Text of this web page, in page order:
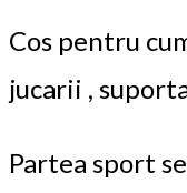
Cos pentru
jucarii ,
Partea sport